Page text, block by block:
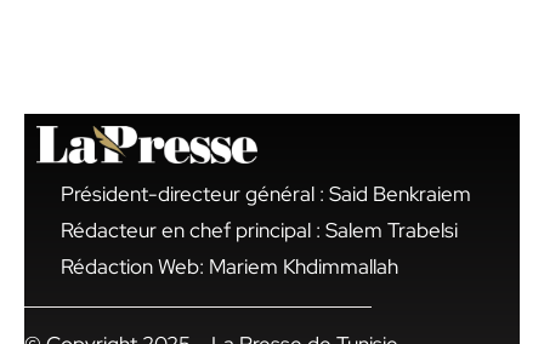
Président-directeur général : Said Benkraiem
Rédacteur en chef principal : Salem Trabelsi
Rédaction Web: Mariem Khdimmallah